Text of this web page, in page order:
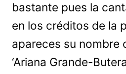
bastante pues la
en los créditos de la
apareces su nombre
‘Ariana Grande-